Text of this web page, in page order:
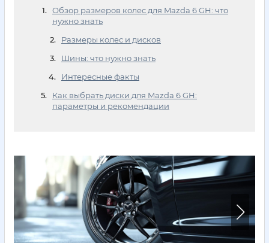
Обзор размеров колес для Mazda 6 GH: что
нужно знать
Размеры колес и дисков
Шины: что нужно знать
Интересные факты
Как выбрать диски для Mazda 6 GH:
параметры и рекомендации